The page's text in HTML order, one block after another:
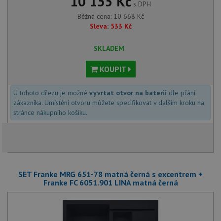
s DPH
Běžná cena: 10 668 Kč
Sleva: 533 Kč
SKLADEM
KOUPIT
U tohoto dřezu je možné vyvrtat otvor na baterii dle přání
zákazníka. Umístění otvoru můžete specifikovat v dalším kroku na
stránce nákupního košíku.
SET Franke MRG 651-78 matná černá s excentrem +
Franke FC 6051.901 LINA matná černá